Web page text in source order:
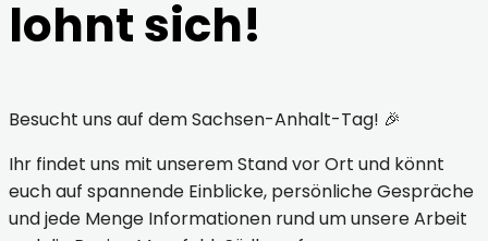
lohnt sich!
Besucht uns auf dem Sachsen-Anhalt-Tag! 🎉
Ihr findet uns mit unserem Stand vor Ort und könnt
euch auf spannende Einblicke, persönliche Gespräche
und jede Menge Informationen rund um unsere Arbeit